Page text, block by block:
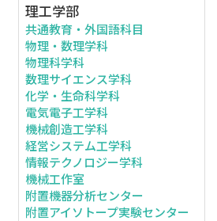
理工学部
共通教育・外国語科目
物理・数理学科
物理科学科
数理サイエンス学科
化学・生命科学科
電気電子工学科
機械創造工学科
経営システム工学科
情報テクノロジー学科
機械工作室
附置機器分析センター
附置アイソトープ実験センター